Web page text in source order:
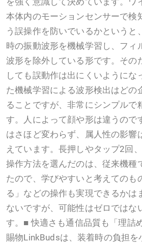
本体内のモーションセンサーで検
う誤操作を防いでいるかというと
時の振動波形を機械学習し、フィ
波形を除外している形です。その
しても誤動作は出にくいようにな
た機械学習による波形検出はどの
ることですが、非常にシンプルで
す。人によって顔や形は違うので
はさほど変わらず、属人性の影響
えています。長押しやタップ2回
操作方法を選んだのは、従来機種
たので、学びやすいと考えてのも
る」などの操作も実現できるかは
ないですが、可能性はゼロではな
す。■ 快適さも通信品質も「理詰
賜物LinkBudsは、装着時の負担を